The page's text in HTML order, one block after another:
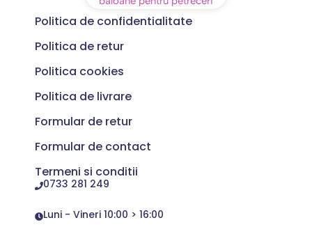
Politica de confidentialitate
Politica de retur
Politica cookies
Politica de livrare
Formular de retur
Formular de contact
Termeni si conditii
0733 281 249
Luni - Vineri 10:00 > 16:00